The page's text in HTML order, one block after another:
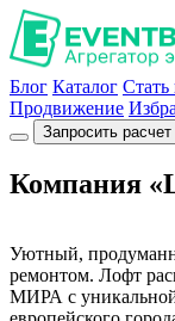
Блог Каталог Стать
Продвижение
Запросить расчет
Компания
Уютный,
ремонтом. Лофт
МИРА с уникальной